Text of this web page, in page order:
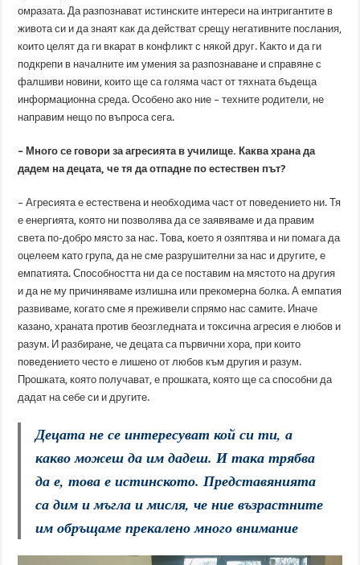
омразата. Да разпознават истинските интереси на интригантите в
живота си и да знаят как да действат срещу негативните послания,
които целят да ги вкарат в конфликт с някой друг. Както и да ги
подкрепи в началните им умения за разпознаване и справяне с
фалшиви новини, които ще са голяма част от тяхната бъдеща
информационна среда. Особено ако ние – техните родители, не
направим нещо по въпроса сега.
– Много се говори за агресията в училище. Каква храна да
дадем на децата, че тя да отпадне по естествен път?
– Агресията е естествена и необходима част от поведението ни. Тя
е енергията, която ни позволява да се заявяваме и да правим
света по-добро място за нас. Това, което я озяптява и ни помага да
оцелеем като група, да не сме разрушителни за нас и другите, е
емпатията. Способността ни да се поставим на мястото на другия
и да не му причиняваме излишна или прекомерна болка. А емпатия
развиваме, когато сме я преживели спрямо нас самите. Иначе
казано, храната против беозгледната и токсична агресия е любов и
разум. И разбиране, че децата са първични хора, при които
поведението често е лишено от любов към другия и разум.
Прошката, която получават, е прошката, която ще са способни да
дадат на себе си и другите.
Децата не се интересуват кой си ти, а
какво можеш да им дадеш. И така трябва
да е, това е истинското. Представянията
са дим и мъгла и мисля, че ние възрастните
им обръщаме прекалено много внимание